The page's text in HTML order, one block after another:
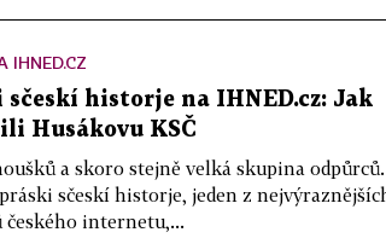
IHNED.CZ
sčeskí historje na IHNED.cz: Jak
Husákovu KSČ
a skoro stejně velká skupina odpůrců.
sčeskí historje, jeden z
českého internetu,...